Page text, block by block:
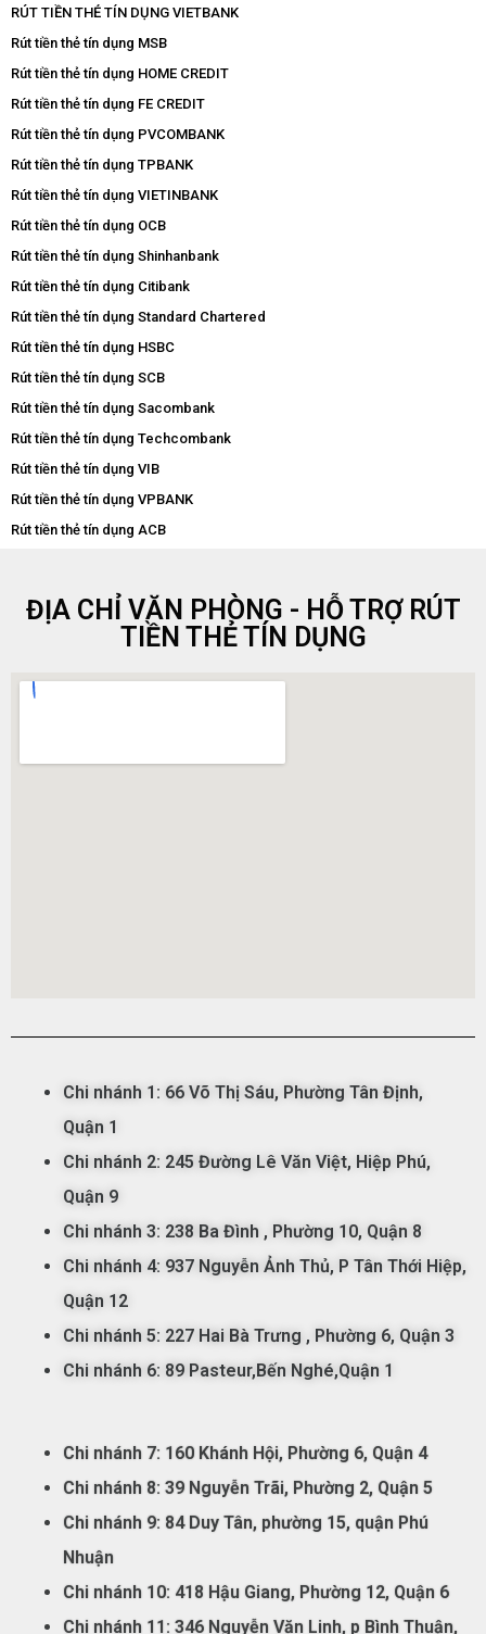
RÚT TIỀN THẺ TÍN DỤNG VIETBANK
Rút tiền thẻ tín dụng MSB
Rút tiền thẻ tín dụng HOME CREDIT
Rút tiền thẻ tín dụng FE CREDIT
Rút tiền thẻ tín dụng PVCOMBANK
Rút tiền thẻ tín dụng TPBANK
Rút tiền thẻ tín dụng VIETINBANK
Rút tiền thẻ tín dụng OCB
Rút tiền thẻ tín dụng Shinhanbank
Rút tiền thẻ tín dụng Citibank
Rút tiền thẻ tín dụng Standard Chartered
Rút tiền thẻ tín dụng HSBC
Rút tiền thẻ tín dụng SCB
Rút tiền thẻ tín dụng Sacombank
Rút tiền thẻ tín dụng Techcombank
Rút tiền thẻ tín dụng VIB
Rút tiền thẻ tín dụng VPBANK
Rút tiền thẻ tín dụng ACB
ĐỊA CHỈ VĂN PHÒNG - HỖ TRỢ RÚT
TIỀN THẺ TÍN DỤNG
Chi nhánh 1: 66 Võ Thị Sáu, Phường Tân Định,
Quận 1
Chi nhánh 2: 245 Đường Lê Văn Việt, Hiệp Phú,
Quận 9
Chi nhánh 3: 238 Ba Đình , Phường 10, Quận 8
Chi nhánh 4: 937 Nguyễn Ảnh Thủ, P Tân Thới Hiệp,
Quận 12
Chi nhánh 5: 227 Hai Bà Trưng , Phường 6, Quận 3
Chi nhánh 6: 89 Pasteur,Bến Nghé,Quận 1
Chi nhánh 7: 160 Khánh Hội, Phường 6, Quận 4
Chi nhánh 8: 39 Nguyễn Trãi, Phường 2, Quận 5
Chi nhánh 9: 84 Duy Tân, phường 15, quận Phú
Nhuận
Chi nhánh 10: 418 Hậu Giang, Phường 12, Quận 6
Chi nhánh 11: 346 Nguyễn Văn Linh, p Bình Thuận,